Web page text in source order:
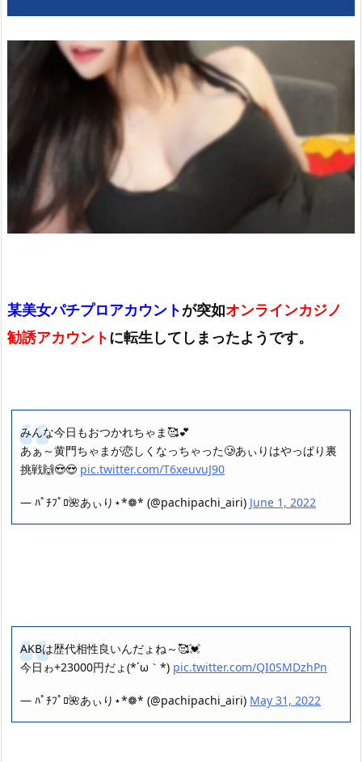
某美女パチプロアカウントが突如オンラインカジノ
勧誘アカウントに転生してしまったようです。
みんな今日もおつかれちゃま🥰💕
あぁ～黄門ちゃまが恋しくなっちゃった🥲あぃりはやっぱり裏
挑戦🙌😍😍 pic.twitter.com/T6xeuvuJ90
— ﾊﾟﾁﾌﾟﾛ🌺あぃり⋆*❁* (@pachipachi_airi) June 1, 2022
AKBは歴代相性良いんだょね～🥰💓
今日ゎ+23000円だょ(*´ω｀*) pic.twitter.com/QI0SMDzhPn
— ﾊﾟﾁﾌﾟﾛ🌺あぃり⋆*❁* (@pachipachi_airi) May 31, 2022